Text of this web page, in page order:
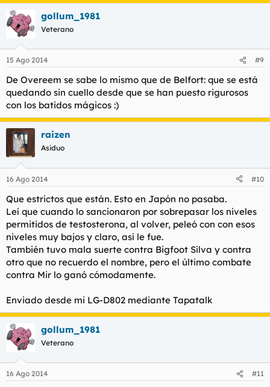
gollum_1981
Veterano
15 Ago 2014 #9
De Overeem se sabe lo mismo que de Belfort: que se está
quedando sin cuello desde que se han puesto rigurosos
con los batidos mágicos :)
raizen
Asiduo
16 Ago 2014 #10
Que estrictos que están. Esto en Japón no pasaba.
Leí que cuando lo sancionaron por sobrepasar los niveles
permitidos de testosterona, al volver, peleó con con esos
niveles muy bajos y claro, así le fue.
También tuvo mala suerte contra Bigfoot Silva y contra
otro que no recuerdo el nombre, pero el último combate
contra Mir lo ganó cómodamente.
Enviado desde mi LG-D802 mediante Tapatalk
gollum_1981
Veterano
16 Ago 2014 #11